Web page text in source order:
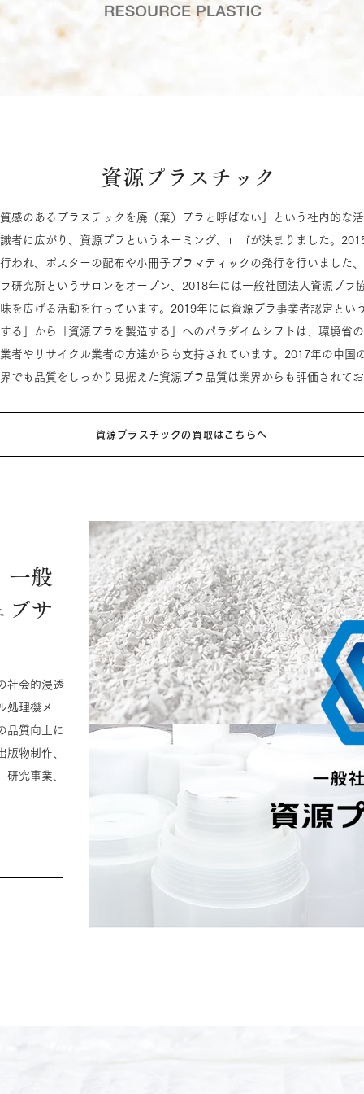
資源プラスチック
感のあるプラスチックを廃（棄）プラと呼ばない」という社内的な
者に広がり、資源プラというネーミング、ロゴが決まりました。
われ、ポスターの配布や小冊子プラマティックの発行を行いました
研究所というサロンをオープン、2018年には一般社団法人資源プラ
を広げる活動を行っています。2019年には資源プラ事業者認定とい
る」から「資源プラを製造する」へのパラダイムシフトは、環境省
者やリサイクル業者の方達からも支持されています。2017年の中国
でも品質をしっかり見据えた資源プラ品質は業界からも評価されて
資源プラスチックの買取はこちらへ
一般
ブサ
社会的浸透
処理機メー
品質向上に
物制作、
究事業、